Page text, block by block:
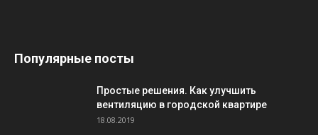
Популярные посты
Простые решения. Как улучшить
вентиляцию в городской квартире
18.08.2019